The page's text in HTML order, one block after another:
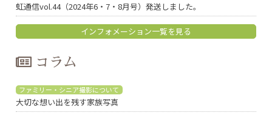
虹通信vol.44（2024年6・7・8月号）発送しました。
インフォメーション一覧を見る
コラム
ファミリー・シニア撮影について
大切な想い出を残す家族写真